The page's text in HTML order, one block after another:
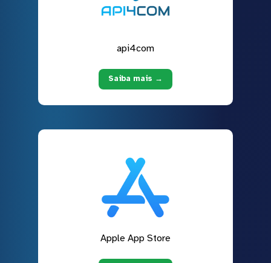
api4com
Saiba mais →
Apple App Store